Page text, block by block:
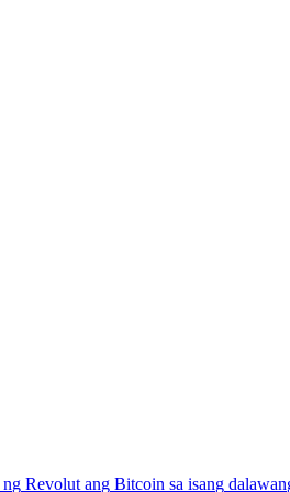
ng Revolut ang Bitcoin sa isang dalawan